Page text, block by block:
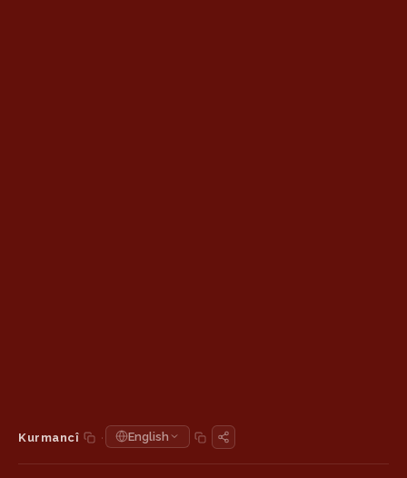
Kurmancî · English